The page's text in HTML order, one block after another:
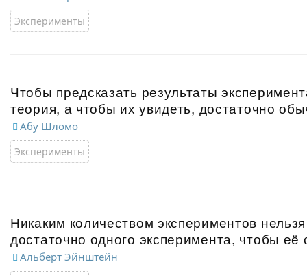
Эксперименты
Чтобы предсказать результаты
теория, а чтобы их увидеть, достаточно
Абу Шломо
Эксперименты
Никаким количеством экспериментов
достаточно одного эксперимента, чтобы её
Альберт Эйнштейн